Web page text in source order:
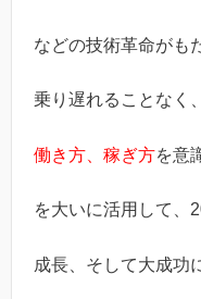
などの技術革命がも
乗り遅れることなく、
働き方、稼ぎ方を意
を大いに活用して、
成長、そして大成功